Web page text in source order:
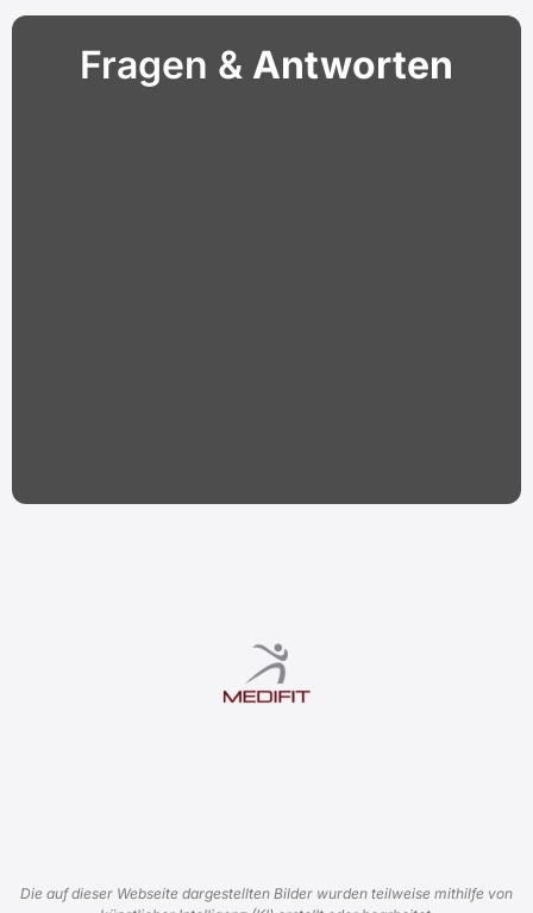
Fragen & Antworten
Die auf dieser Webseite dargestellten Bilder wurden teilweise mithilfe von